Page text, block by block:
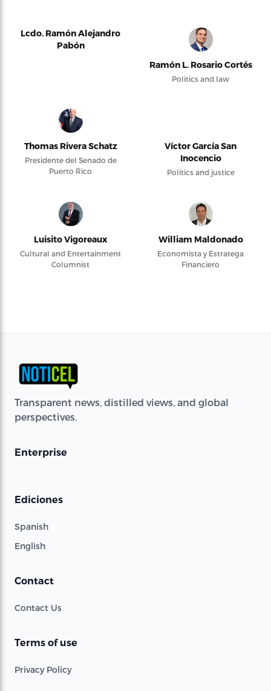
Lcdo. Ramón Alejandro
Pabón
Ramón L. Rosario Cortés
Politics and law
Thomas Rivera Schatz
Presidente del Senado de
Puerto Rico
Víctor García San
Inocencio
Politics and justice
Luisito Vigoreaux
Cultural and Entertainment
Columnist
William Maldonado
Economista y Estratega
Financiero
Transparent news, distilled views, and global
perspectives.
Enterprise
Ediciones
Spanish
English
Contact
Contact Us
Terms of use
Privacy Policy